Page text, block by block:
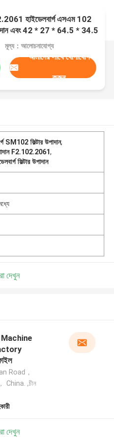
হাইডেলবার্গ এসএম 102
এবং 42 * 27 * 64.5 * 34.5
মূল্য：আলোচনাযোগ্য
আমাদের সাথে যোগাযোগ
করুন
SM102 ফিল্টার উপাদান,
F2.102.2061,
ফিল্টার উপাদান
দেখুন
Road，
China. ,চীন
দেখুন